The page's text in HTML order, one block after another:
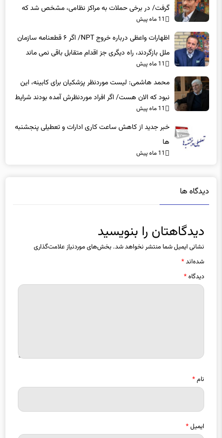
گرفت/ در برخی حملات به مراکز نظامی، مشخص شد که
عوامل نفوذی دخیل بوده‌اند
11 ماه پیش
اظهارات واعظی درباره خروج NPT/ اگر ۶ قطعنامه سازمان
ملل بازگردند، راه دیگری جز اقدام متقابل باقی نمی‌ ماند
11 ماه پیش
محمد هاشمی: لیست موردنظر پزشکیان برای کابینه، این
نبود که الان هست/ اگر افراد موردنظرش آمده بودند شرایط
بهتر بود
11 ماه پیش
خبر جدید از کاهش ساعت کاری ادارات و تعطیلی پنجشنبه
ها
11 ماه پیش
دیدگاه ها
دیدگاهتان را بنویسید
نشانی ایمیل شما منتشر نخواهد شد. بخش‌های موردنیاز علامت‌گذاری
شده‌اند*
دیدگاه*
نام*
ایمیل*